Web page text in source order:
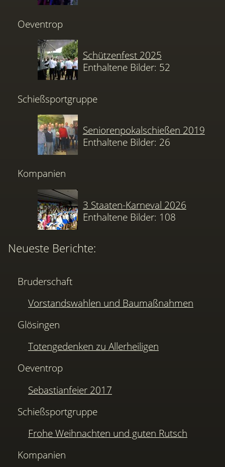
Oeventrop
Schützenfest 2025
Enthaltene Bilder: 52
Schießsportgruppe
Seniorenpokalschießen 2019
Enthaltene Bilder: 26
Kompanien
3 Staaten-Karneval 2026
Enthaltene Bilder: 108
Neueste Berichte:
Bruderschaft
Vorstandswahlen und Baumaßnahmen
Glösingen
Totengedenken zu Allerheiligen
Oeventrop
Sebastianfeier 2017
Schießsportgruppe
Frohe Weihnachten und guten Rutsch
Kompanien